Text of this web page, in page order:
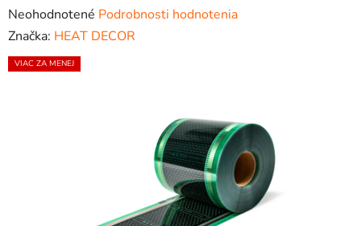
Priemerné
hodnotenie
produktu
Neohodnotené Podrobnosti hodnotenia
Značka: HEAT DECOR
VIAC ZA MENEJ